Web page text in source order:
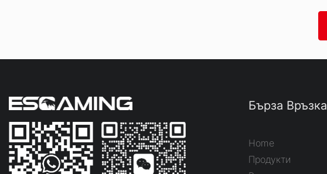
Бърза Връзка
Home
Продукти